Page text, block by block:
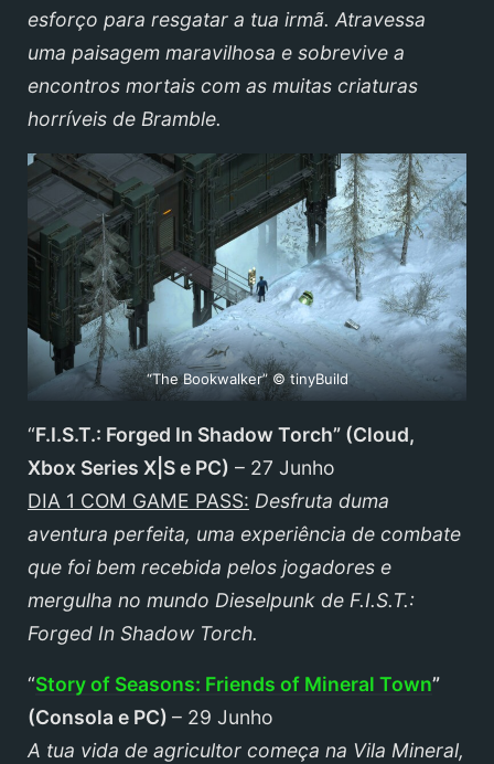
esforço para resgatar a tua irmã. Atravessa
uma paisagem maravilhosa e sobrevive a
encontros mortais com as muitas criaturas
horríveis de Bramble.
“The Bookwalker” © tinyBuild
“F.I.S.T.: Forged In Shadow Torch” (Cloud,
Xbox Series X|Se PC) – 27 Junho
DIA 1 COM GAME PASS: Desfruta duma
aventura perfeita, uma experiência de combate
que foi bem recebida pelos jogadores e
mergulha no mundo Dieselpunk de F.I.S.T.:
Forged In Shadow Torch.
“Story of Seasons: Friends of Mineral Town”
(Consola e PC) – 29 Junho
A tua vida de agricultor começa na Vila Mineral,